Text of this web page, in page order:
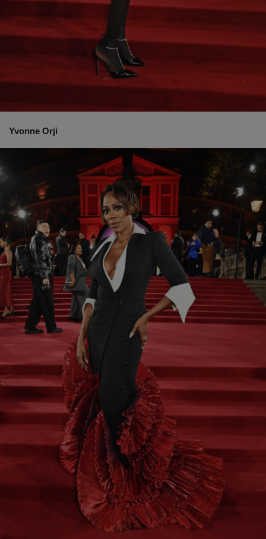
Yvonne Orji